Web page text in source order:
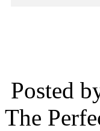
Posted
The